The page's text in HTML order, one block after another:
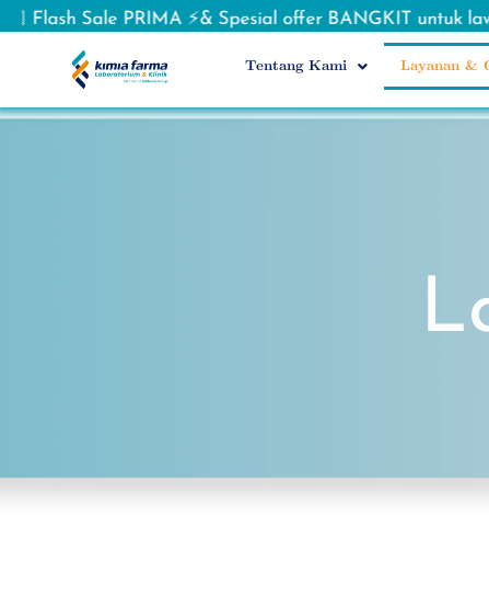
⚡& Spesial offer BANGKIT untuk lawan influenza
Tentang Kami Layanan &